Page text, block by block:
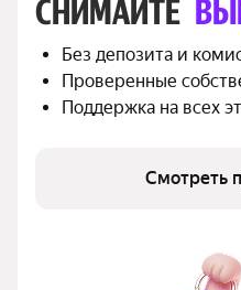
СНИМАЙТЕ
Без депозита и
Проверенные
Поддержка на всех
Смотреть